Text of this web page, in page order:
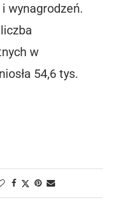
wynagrodzeń.
w
54,6 tys.